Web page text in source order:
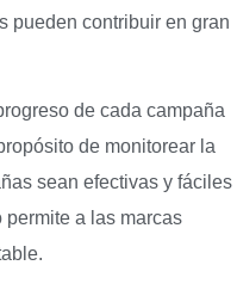
pueden contribuir en gran
de cada campaña
de monitorear la
sean efectivas y fáciles
permite a las marcas